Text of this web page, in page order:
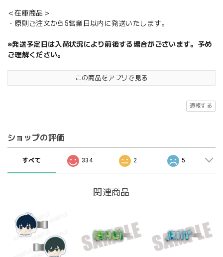
＜在庫商品＞
・原則ご注文から5営業日以内に発送いたします。
※発送予定日は入荷状況により前後する場合がございます。予め
ご理解ください。
この商品をアプリで見る
通報する
ショップの評価
すべて 334 2 5
関連商品